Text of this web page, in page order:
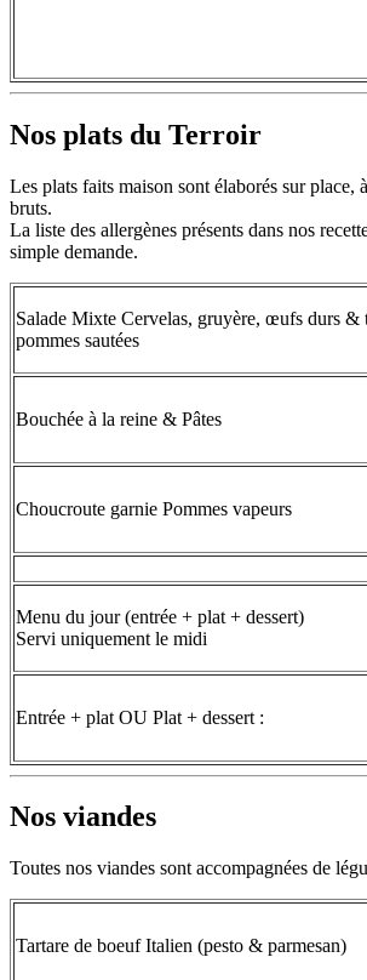
Nos plats du Terroir
Les plats faits maison sont élaborés sur place,
bruts.
La liste des allergènes présents dans nos
simple demande.
Salade Mixte Cervelas, gruyère, œufs durs &
pommes sautées
Bouchée à la reine & Pâtes
Choucroute garnie Pommes vapeurs
Menu du jour (entrée + plat + dessert)
Servi uniquement le midi
Entrée + plat OU Plat + dessert :
Nos viandes
Toutes nos viandes sont accompagnées de
Tartare de boeuf Italien (pesto & parmesan)